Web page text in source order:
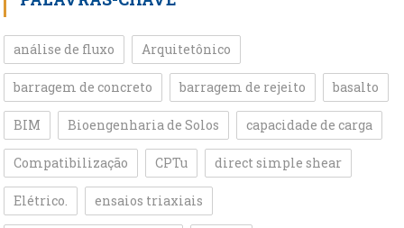
análise de fluxo Arquitetônico
barragem de concreto barragem de rejeito basalto
BIM Bioengenharia de Solos capacidade de carga
Compatibilização CPTu direct simple shear
Elétrico. ensaios triaxiais